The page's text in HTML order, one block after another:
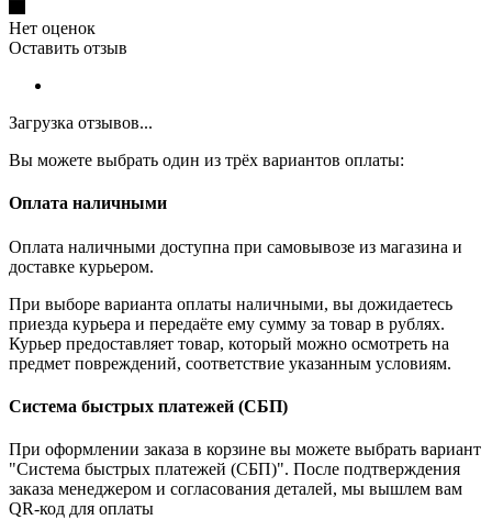
Нет оценок
Оставить отзыв
Загрузка отзывов...
Вы можете выбрать один из трёх вариантов оплаты:
Оплата наличными
Оплата наличными доступна при самовывозе из магазина и
доставке курьером.
При выборе варианта оплаты наличными, вы дожидаетесь
приезда курьера и передаёте ему сумму за товар в рублях.
Курьер предоставляет товар, который можно осмотреть на
предмет повреждений, соответствие указанным условиям.
Система быстрых платежей (СБП)
При оформлении заказа в корзине вы можете выбрать вариант
"Система быстрых платежей (СБП)". После подтверждения
заказа менеджером и согласования деталей, мы вышлем вам
QR-код для оплаты